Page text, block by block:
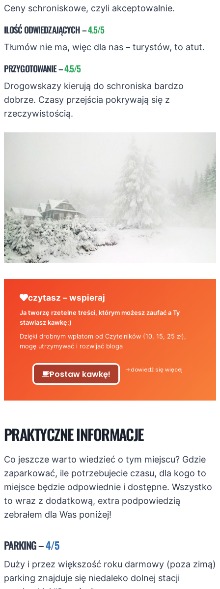
Ceny schroniskowe, czyli akceptowalnie.
ILOŚĆ ODWIEDZAJĄCYCH–4.5/5
Tłumów nie ma, więc dla nas – turystów, to atut.
PRZYGOTOWANIE–4.5/5
Drogowskazy kierują do schroniska bardzo
dobrze. Czasy przejścia pokrywają się z
rzeczywistością.
czytasz – wspieraj
Ja tworzę rzetelne treści, którym możesz zaufać a Ty
stawiasz kawkę:)
Dzięki drobnym wpłatom od Czytelników (10, 15, 25 zł),
mogę utrzymywać i rozwijać bloga
Postaw kawkę! dowiedź się więcej
PRAKTYCZNE INFORMACJE
Co jeszcze warto wiedzieć o tym miejscu? Gdzie
zaparkować, ile potrzebujecie czasu, dla kogo to
miejsce będzie odpowiednie i dostępne. Wszystko
to wraz z dodatkową, extra podpowiedzią
zebrałem dla Was poniżej!
PARKING –4/5
Duży i przez większość roku darmowy (poza zimą)
parking znajduje się niedaleko dolnej stacji